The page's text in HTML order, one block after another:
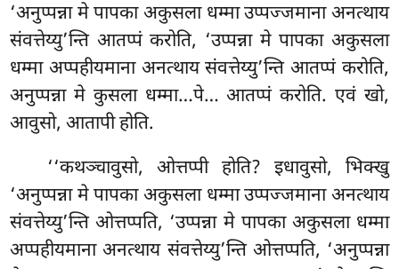
‘अनुप्पन्ना मे पापका अकुसला धम्मा उप्पज्जमाना अनत्थाय
संवत्तेय्यु’न्ति आतप्पं करोति, ‘उप्पन्ना मे पापका अकुसला
धम्मा अप्पहीयमाना अनत्थाय संवत्तेय्यु’न्ति आतप्पं करोति,
अनुप्पन्ना मे कुसला धम्मा…पे… आतप्पं करोति. एवं खो,
आवुसो, आतापी होति.
‘‘कथञ्चावुसो, ओत्तप्पी होति? इधावुसो, भिक्खु
‘अनुप्पन्नामे पापका अकुसला धम्मा उप्पज्जमाना अनत्थाय
संवत्तेय्यु’न्ति ओत्तप्पति, ‘उप्पन्ना मे पापका अकुसला धम्मा
अप्पहीयमाना अनत्थाय संवत्तेय्यु’न्ति ओत्तप्पति, ‘अनुप्पन्ना